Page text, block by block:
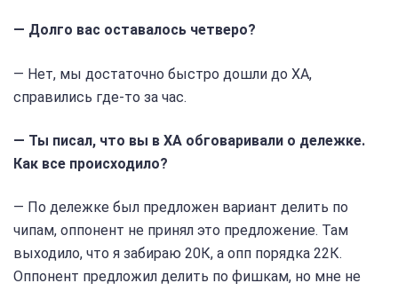
— Долго вас оставалось четверо?
— Нет, мы достаточно быстро дошли до ХА,
справились где-то за час.
— Ты писал, что вы в ХА обговаривали о дележке.
Как все происходило?
— По дележке был предложен вариант делить по
чипам, оппонент не принял это предложение. Там
выходило, что я забираю 20К, а опп порядка 22К.
Оппонент предложил делить по фишкам, но мне не